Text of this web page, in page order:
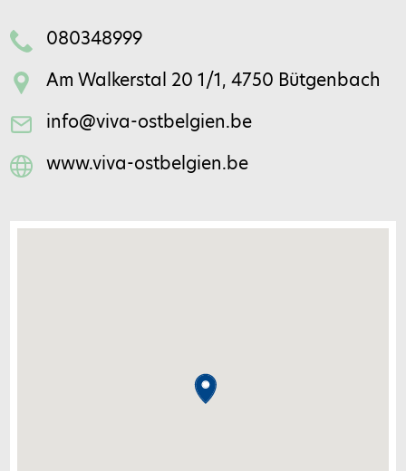
080348999
Am Walkerstal 20 1/1, 4750 Bütgenbach
info@viva-ostbelgien.be
www.viva-ostbelgien.be